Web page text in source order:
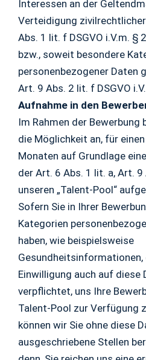
Interessen an der
Verteidigung
Abs. 1 lit. f DSGVO i.V.m. §
bzw., soweit besondere
personenbezogener Daten
Art. 9 Abs. 2 lit. f DSGVO
Aufnahme in den
Im Rahmen der Bewerbung
die Möglichkeit an, für
Monaten auf Grundlage
der Art. 6 Abs. 1 lit. a, Art. 9
unseren „Talent-Pool“
Sofern Sie in Ihrer
Kategorien
haben, wie beispielsweise
Einwilligung auch auf diese
verpflichtet, uns Ihre
Talent-Pool zur Verfügung
können wir Sie ohne diese
ausgeschriebene Stellen